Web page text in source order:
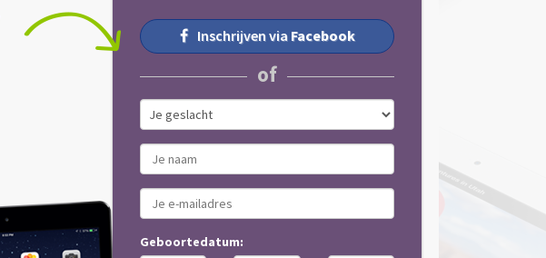
Inschrijven via Facebook
of
Geboortedatum: